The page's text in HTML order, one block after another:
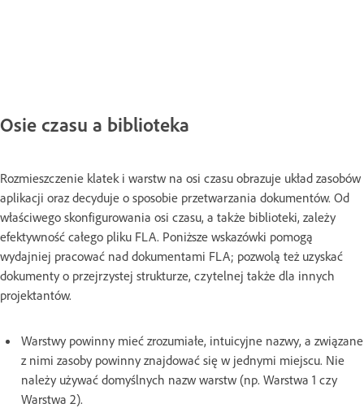
Osie czasu a biblioteka
Rozmieszczenie klatek i warstw na osi czasu obrazuje układ zasobów
aplikacji oraz decyduje o sposobie przetwarzania dokumentów. Od
właściwego skonfigurowania osi czasu, a także biblioteki, zależy
efektywność całego pliku FLA. Poniższe wskazówki pomogą
wydajniej pracować nad dokumentami FLA; pozwolą też uzyskać
dokumenty o przejrzystej strukturze, czytelnej także dla innych
projektantów.
Warstwy powinny mieć zrozumiałe, intuicyjne nazwy, a związane
z nimi zasoby powinny znajdować się w jednymi miejscu. Nie
należy używać domyślnych nazw warstw (np. Warstwa 1 czy
Warstwa 2).